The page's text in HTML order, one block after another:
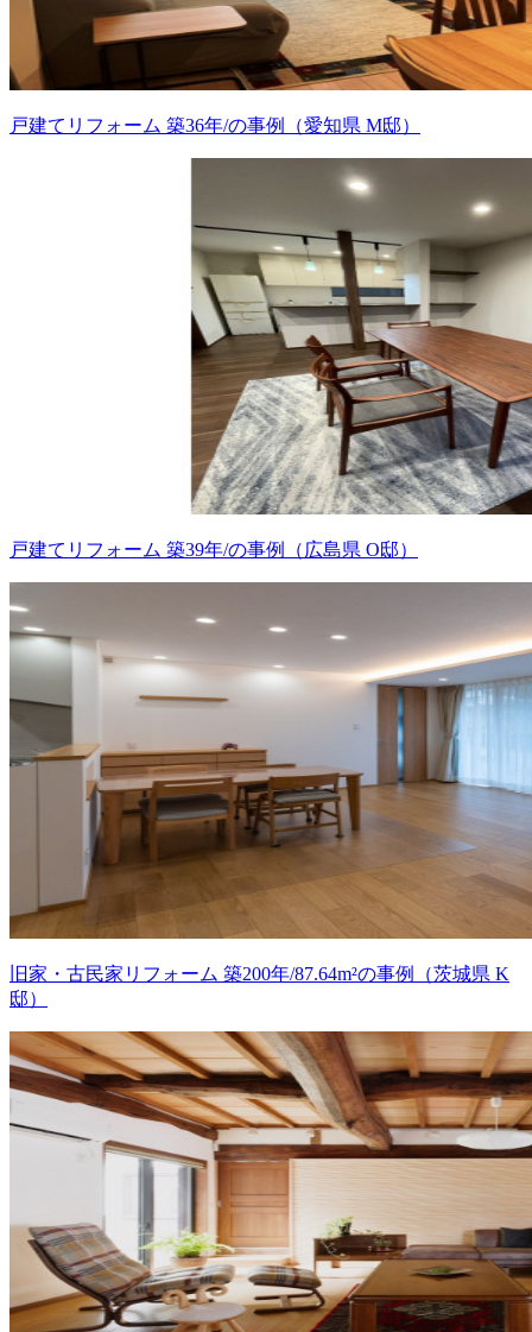
戸建てリフォーム 築36年/の事例（愛知県 M邸）
戸建てリフォーム 築39年/の事例（広島県 O邸）
旧家・古民家リフォーム 築200年/87.64m²の事例（茨城県 K
邸）